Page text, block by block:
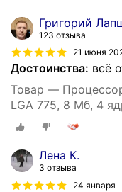
Григорий
123 отзыва
21 июня
Достоинства: всё
Товар —
LGA 775, 8 Мб, 4
Лена К.
3 отзыва
24 января